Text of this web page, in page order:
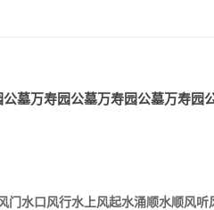
公墓万寿园公墓万寿园公墓万寿园
门水口风行水上风起水涌顺水顺风